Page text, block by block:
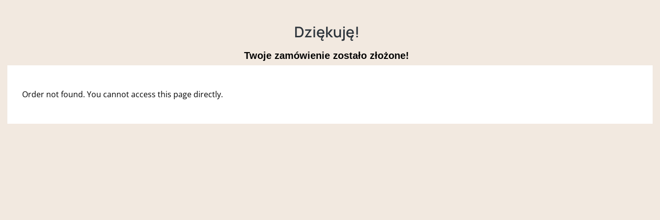
Dziękuję!
Twoje zamówienie zostało złożone!
Order not found. You cannot access this page directly.